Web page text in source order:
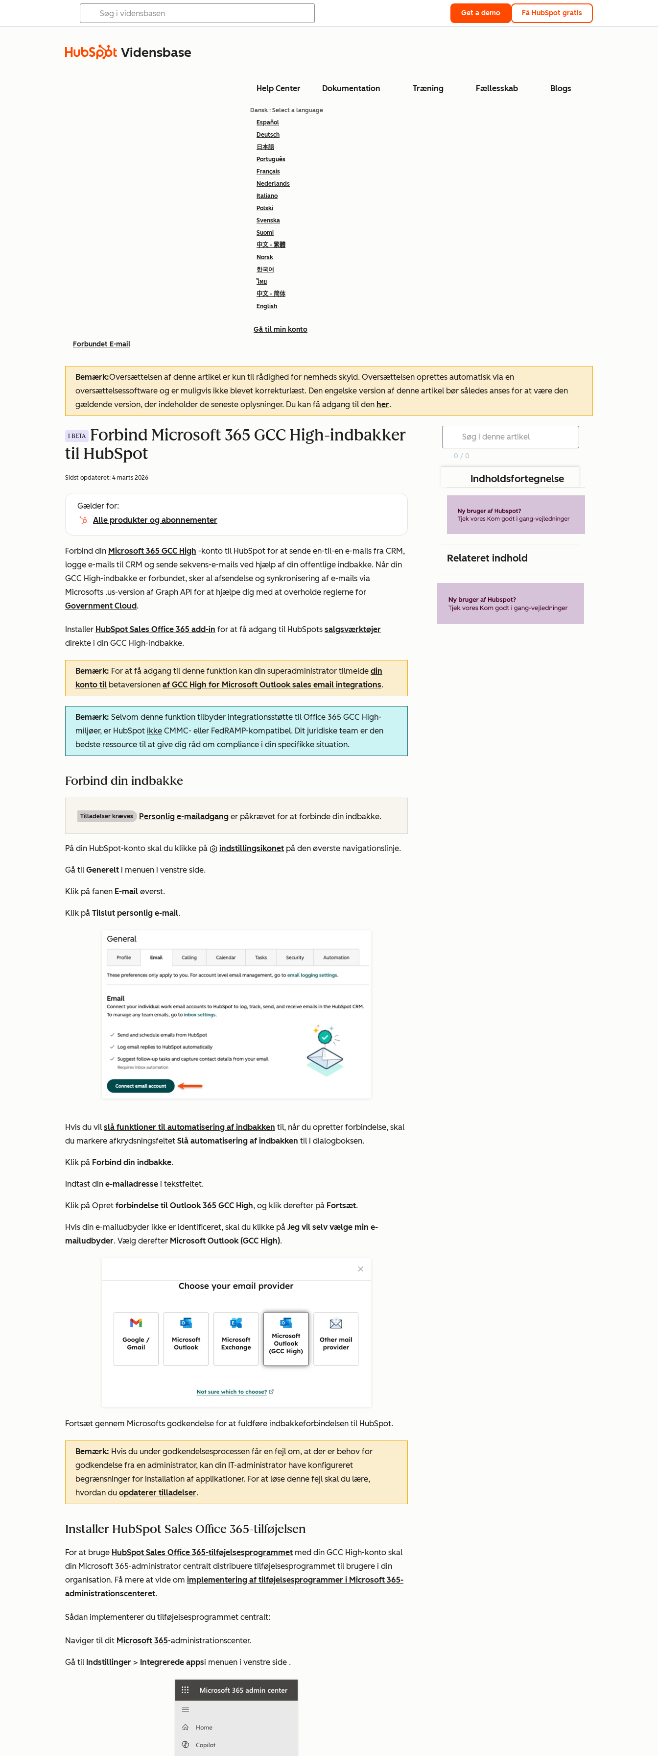
Get a demo Få HubSpot gratis
Vidensbase
Help Center Dokumentation Træning Fællesskab Blogs
Dansk : Select a language
Español
Deutsch
日本語
Português
Français
Nederlands
Italiano
Polski
Svenska
Suomi
中文 - 繁體
Norsk
한국어
ไทย
中文 - 简体
English
Gå til min konto
Forbundet E-mail
Bemærk:Oversættelsen af denne artikel er kun til rådighed for nemheds skyld. Oversættelsen oprettes automatisk via en
oversættelsessoftware og er muligvis ikke blevet korrekturlæst. Den engelske version af denne artikel bør således anses for at være den
gældende version, der indeholder de seneste oplysninger. Du kan få adgang til den her.
I BETA
Forbind Microsoft 365 GCC High-indbakker
til HubSpot
Sidst opdateret: 4 marts 2026
Gælder for:
Alle produkter og abonnementer
Forbind din Microsoft 365 GCC High -konto til HubSpot for at sende en-til-en e-mails fra CRM,
logge e-mails til CRM og sende sekvens-e-mails ved hjælp af din offentlige indbakke. Når din
GCC High-indbakke er forbundet, sker al afsendelse og synkronisering af e-mails via
Microsofts .us-version af Graph API for at hjælpe dig med at overholde reglerne for
Government Cloud.
Installer HubSpot Sales Office 365 add-in for at få adgang til HubSpots salgsværktøjer
direkte i din GCC High-indbakke.
Bemærk: For at få adgang til denne funktion kan din superadministrator tilmelde din
konto til betaversionen af GCC High for Microsoft Outlook sales email integrations.
Bemærk: Selvom denne funktion tilbyder integrationsstøtte til Office 365 GCC High-
miljøer, er HubSpot ikke CMMC- eller FedRAMP-kompatibel. Dit juridiske team er den
bedste ressource til at give dig råd om compliance i din specifikke situation.
Forbind din indbakke
Tilladelser kræves Personlig e-mailadgang er påkrævet for at forbinde din indbakke.
På din HubSpot-konto skal du klikke på indstillingsikonet på den øverste navigationslinje.
Gå til Generelt i menuen i venstre side.
Klik på fanen E-mail øverst.
Klik på Tilslut personlig e-mail.
Hvis du vil slå funktioner til automatisering af indbakken til, når du opretter forbindelse, skal
du markere afkrydsningsfeltet Slå automatisering af indbakken til i dialogboksen.
Klik på Forbind din indbakke.
Indtast din e-mailadresse i tekstfeltet.
Klik på Opret forbindelse til Outlook 365 GCC High, og klik derefter på Fortsæt.
Hvis din e-mailudbyder ikke er identificeret, skal du klikke på Jeg vil selv vælge min e-
mailudbyder. Vælg derefter Microsoft Outlook (GCC High).
Fortsæt gennem Microsofts godkendelse for at fuldføre indbakkeforbindelsen til HubSpot.
Bemærk: Hvis du under godkendelsesprocessen får en fejl om, at der er behov for
godkendelse fra en administrator, kan din IT-administrator have konfigureret
begrænsninger for installation af applikationer. For at løse denne fejl skal du lære,
hvordan du opdaterer tilladelser.
Installer HubSpot Sales Office 365-tilføjelsen
For at bruge HubSpot Sales Office 365-tilføjelsesprogrammet med din GCC High-konto skal
din Microsoft 365-administrator centralt distribuere tilføjelsesprogrammet til brugere i din
organisation. Få mere at vide om implementering af tilføjelsesprogrammer i Microsoft 365-
administrationscenteret.
Sådan implementerer du tilføjelsesprogrammet centralt:
Naviger til dit Microsoft 365-administrationscenter.
Gå til Indstillinger > Integrerede appsi menuen i venstre side .
0 / 0
Indholdsfortegnelse
Relateret indhold